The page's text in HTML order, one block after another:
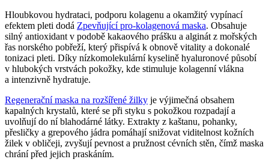
Hloubkovou hydrataci, podporu kolagenu a okamžitý vypínací
efektem pleti dodá Zpevňující pro-kolagenová maska. Obsahuje
silný antioxidant v podobě kakaového prášku a alginát z mořských
řas norského pobřeží, který přispívá k obnově vitality a dokonalé
tonizaci pleti. Díky nízkomolekulární kyselině hyaluronové působí
v hlubokých vrstvách pokožky, kde stimuluje kolagenní vlákna
a intenzivně hydratuje.
Regenerační maska na rozšířené žilky je výjimečná obsahem
kapalných krystalů, které se při styku s pokožkou rozpadají a
uvolňují do ní blahodárné látky. Extrakty z kaštanu, pohanky,
přesličky a grepového jádra pomáhají snižovat viditelnost kožních
žilek v obličeji, zvyšují pevnost a pružnost cévních stěn, čímž maska
chrání před jejich praskáním.